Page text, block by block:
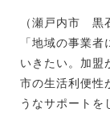
（瀬戸内市 黒
「地域の事業
いきたい。加盟
市の生活利便性
うなサポートを